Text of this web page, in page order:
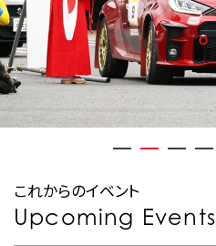
これからのイベント
Upcoming Events